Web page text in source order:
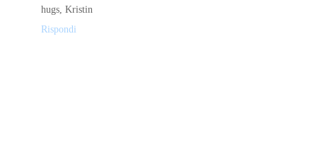
hugs, Kristin
Rispondi